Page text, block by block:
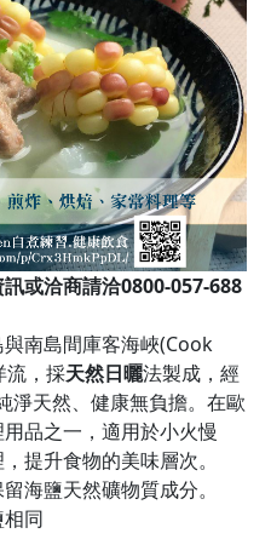
或洽商請洽0800-057-688
南島間庫客海峽(Cook
流，採天然日曬法製成，經
淨天然、健康無負擔。在歐
品之一，適用於小火慢
提升食物的美味層次。
海鹽天然礦物質成分。
同